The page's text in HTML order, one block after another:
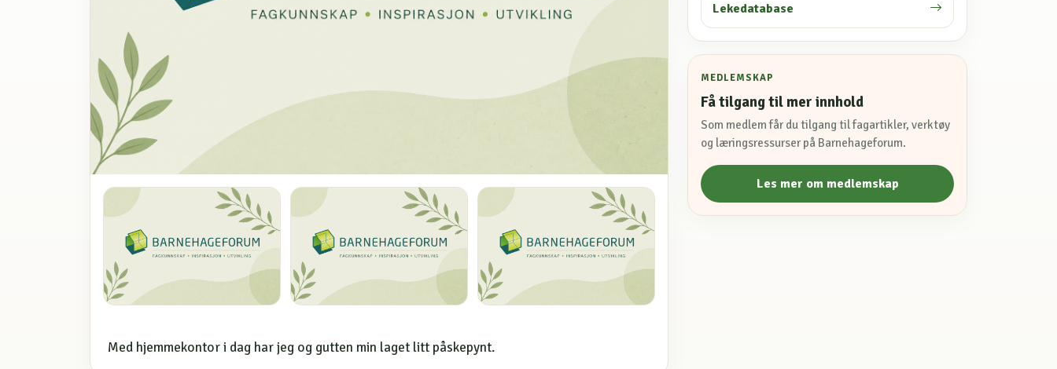
Med hjemmekontor i dag har jeg og gutten min laget litt påskepynt.
Lekedatabase
MEDLEMSKAP
Få tilgang til mer innhold
Som medlem får du tilgang til fagartikler, verktøy
og læringsressurser på Barnehageforum.
Les mer om medlemskap